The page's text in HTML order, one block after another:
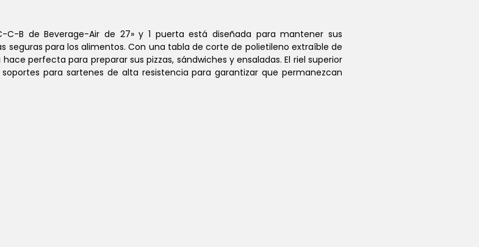
C-B de Beverage-Air de 27» y 1 puerta está diseñada para mantener sus
para los alimentos. Con una tabla de corte de polietileno extraíble de
perfecta para preparar sus pizzas, sándwiches y ensaladas. El riel superior
para sartenes de alta resistencia para garantizar que permanezcan